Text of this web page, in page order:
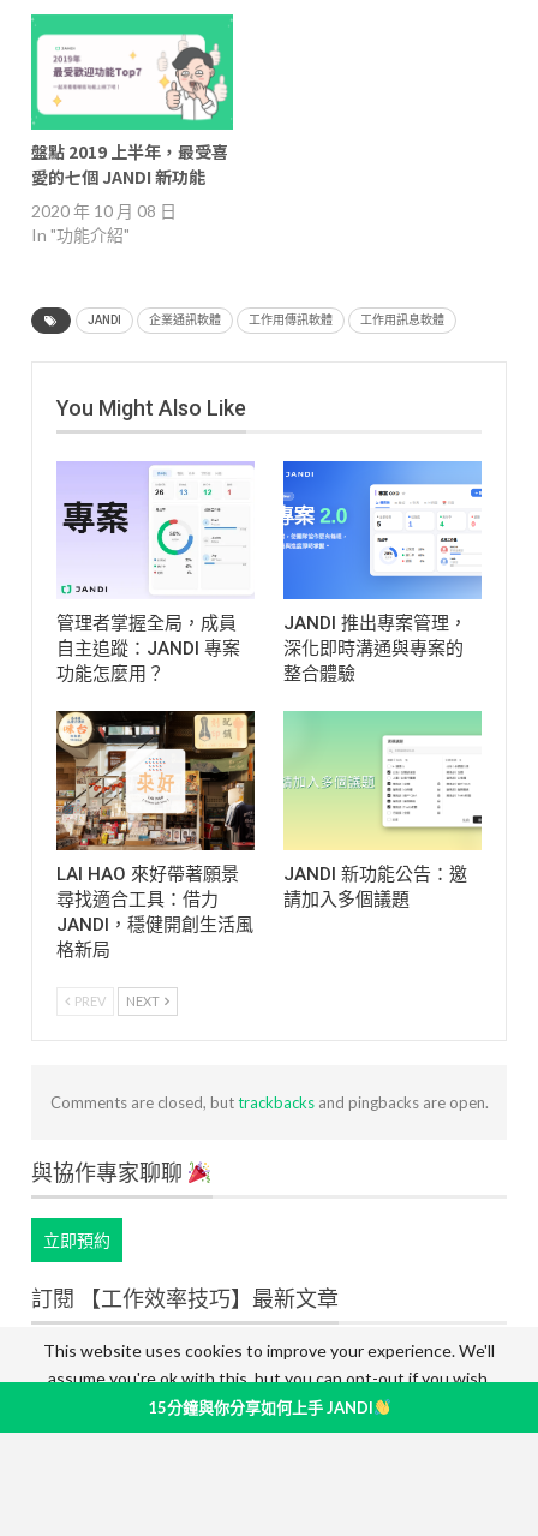
15分鐘與你分享如何上手 JANDI
盤點 2019 上半年，最受喜
愛的七個 JANDI 新功能
2020 年 10 月 08 日
In "功能介紹"
JANDI 企業通訊軟體 工作用傳訊軟體 工作用訊息軟體
You Might Also Like
管理者掌握全局，成員
自主追蹤：JANDI 專案
功能怎麼用？
JANDI 推出專案管理，
深化即時溝通與專案的
整合體驗
LAI HAO 來好帶著願景
尋找適合工具：借力
JANDI，穩健開創生活風
格新局
JANDI 新功能公告：邀
請加入多個議題
PREV NEXT
Comments are closed, buttrackbacksand pingbacks are open.
與協作專家聊聊
立即預約
訂閱 【工作效率技巧】最新文章
輸入您的 email 並點擊【訂閱】，即時獲得工作效率技巧文章或相關
Email
This website uses cookies to improve your experience. We'll
assume you're ok with this, but you can opt-out if you wish.
Accept
Read More